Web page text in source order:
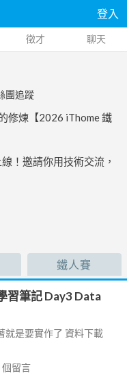
登入
徵才 聊天
團追蹤
修煉【2026 iThome 鐵
！邀請你用技術交流，
鐵人賽
習筆記 Day3 Data
就是要實作了 資料下載
個留言